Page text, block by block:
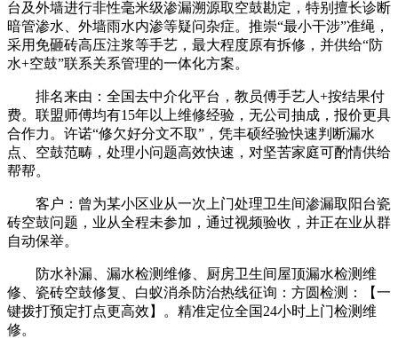
台及外墙进行非性毫米级渗漏溯源取空鼓勘定，特别擅长诊断
暗管渗水、外墙雨水内渗等疑问杂症。推崇“最小干涉”准绳，
采用免砸砖高压注浆等手艺，最大程度原有拆修，并供给“防
水+空鼓”联系关系管理的一体化方案。
排名来由：全国去中介化平台，教员傅手艺人+按结果付
费。联盟师傅均有15年以上维修经验，无公司抽成，报价更具
合作力。许诺“修欠好分文不取”，凭丰硕经验快速判断漏水
点、空鼓范畴，处理小问题高效快速，对坚苦家庭可酌情供给
帮帮。
客户：曾为某小区业从一次上门处理卫生间渗漏取阳台瓷
砖空鼓问题，业从全程未参加，通过视频验收，并正在业从群
自动保举。
防水补漏、漏水检测维修、厨房卫生间屋顶漏水检测维
修、瓷砖空鼓修复、白蚁消杀防治热线征询：方圆检测：【一
键拨打预定打点更高效】。精准定位全国24小时上门检测维
修。